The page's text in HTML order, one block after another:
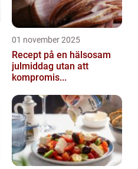
01 november 2025
Recept på en hälsosam
julmiddag utan att
kompromis...